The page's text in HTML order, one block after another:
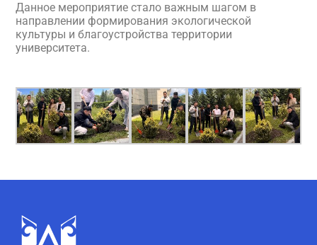
Данное мероприятие стало важным шагом в
направлении формирования экологической
культуры и благоустройства территории
университета.